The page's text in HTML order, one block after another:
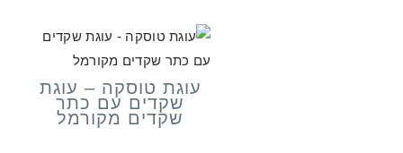
עוגת טוסקה – עוגת
שקדים עם כתר
שקדים מקורמל